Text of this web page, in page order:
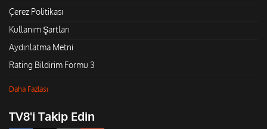
Çerez Politikası
Kullanım Şartları
Aydınlatma Metni
Rating Bildirim Formu 3
Daha Fazlası
TV8'i Takip Edin